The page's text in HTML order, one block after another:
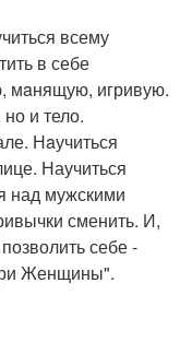
всему
в себе
мaнящую, игривую.
и тело.
Нaучиться
Научиться
над мужскими
сменить. И,
себе -
Женщины".